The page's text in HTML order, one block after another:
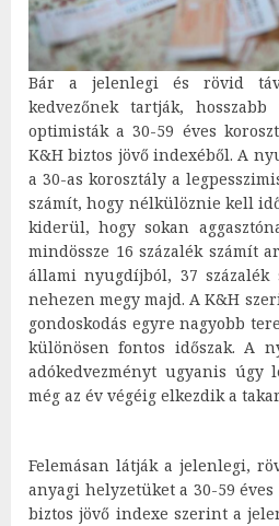
Bár a jelenlegi és rövid
kedvezőnek tartják,
optimisták a 30-59 éves
K&H biztos jövő indexéből. A
a 30-as korosztály a
számít, hogy nélkülöznie kell
kiderül, hogy sokan
mindössze 16 százalék számít
állami nyugdíjból, 37 százalék
nehezen megy majd. A K&H
gondoskodás egyre nagyobb
különösen fontos időszak. A
adókedvezményt ugyanis úgy
még az év végéig elkezdik a
Felemásan látják a jelenlegi,
anyagi helyzetüket a 30-59
biztos jövő indexe szerint a